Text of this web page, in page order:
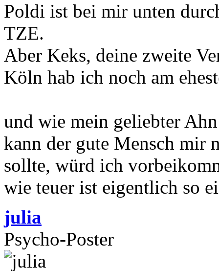
Poldi ist bei mir unten
TZE.
Aber Keks, deine zweite
Köln hab ich noch am
und wie mein geliebter
kann der gute Mensch mir
sollte, würd ich
wie teuer ist eigentlich so
julia
Psycho-Poster